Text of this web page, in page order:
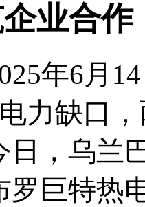
业合作
年6月
力缺口
日，乌兰
罗巨特热